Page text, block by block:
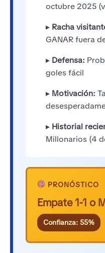
octubre 2025
▸ Racha
GANAR fuera
▸ Defensa:
goles fácil
▸ Motivación:
▸ Historial
Millonarios (4
PRONÓSTICO
Empate 1-1 o
Confianza: 55%